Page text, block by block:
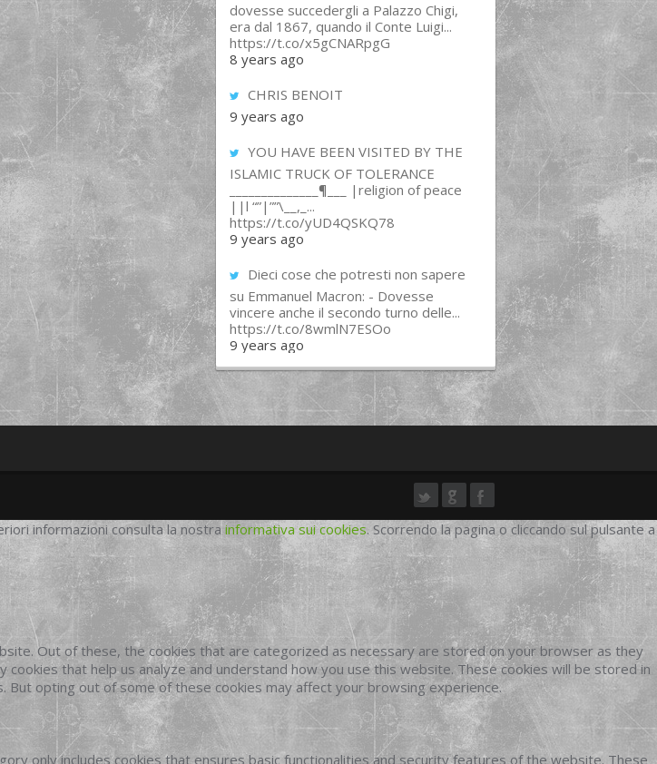
dovesse succedergli a Palazzo Chigi,
era dal 1867, quando il Conte Luigi...
https://t.co/x5gCNARpgG
8 years ago
CHRIS BENOIT
9 years ago
YOU HAVE BEEN VISITED BY THE
ISLAMIC TRUCK OF TOLERANCE
______________¶___ |religion of peace
||l “”|””\__,_...
https://t.co/yUD4QSKQ78
9 years ago
Dieci cose che potresti non sapere
su Emmanuel Macron: - Dovesse
vincere anche il secondo turno delle...
https://t.co/8wmlN7ESOo
9 years ago
informazioni consulta la nostra informativa sui cookies. Scorrendo la pagina o cliccando sul pulsante a
Out of these, the cookies that are categorized as necessary are stored on your browser as they
that help us analyze and understand how you use this website. These cookies will be stored in
opting out of some of these cookies may affect your browsing experience.
only includes cookies that ensures basic functionalities and security features of the website. These